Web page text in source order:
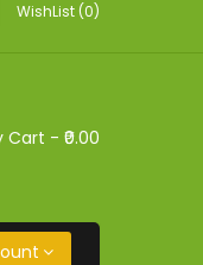
WishList (0)
Cart - ₹0.00